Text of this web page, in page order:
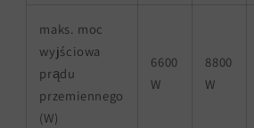
maks. moc
wyjściowa
prądu
przemiennego
(W)
6600
W
8800
W